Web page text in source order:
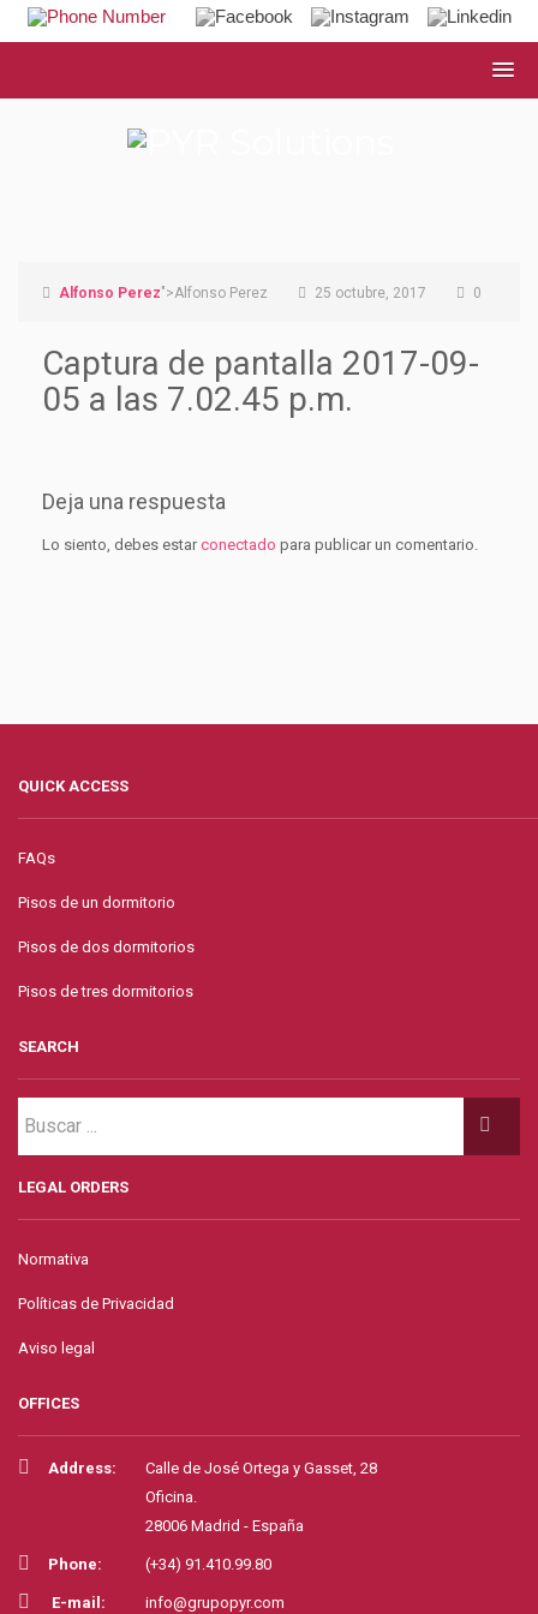
Alfonso Perez">Alfonso Perez 25 octubre, 2017 0
Captura de pantalla 2017-09-
05 a las 7.02.45 p.m.
Deja una respuesta
Lo siento, debes estarconectado para publicar un comentario.
QUICK ACCESS
FAQs
Pisos de un dormitorio
Pisos de dos dormitorios
Pisos de tres dormitorios
SEARCH
LEGAL ORDERS
Normativa
Políticas de Privacidad
Aviso legal
OFFICES
Address:
Calle de José Ortega y Gasset, 28
Oficina.
28006 Madrid - España
Phone: (+34) 91.410.99.80
E-mail: info@grupopyr.com